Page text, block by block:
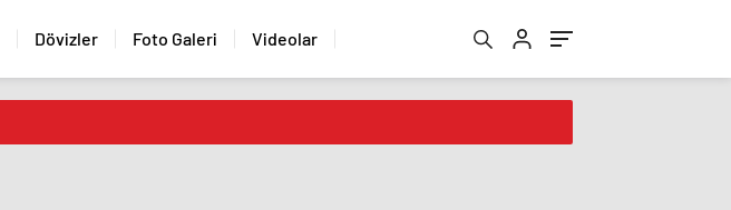
Dövizler Foto Galeri Videolar